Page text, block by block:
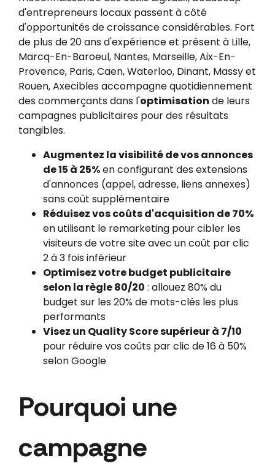
d'entrepreneurs locaux passent à côté
d'opportunités de croissance considérables. Fort
de plus de 20 ans d'expérience et présent à Lille,
Marcq-En-Baroeul, Nantes, Marseille, Aix-En-
Provence, Paris, Caen, Waterloo, Dinant, Massy et
Rouen, Axecibles accompagne quotidiennement
des commerçants dans l'optimisation de leurs
campagnes publicitaires pour des résultats
tangibles.
Augmentez la visibilité de vos annonces
de 15 à 25%en configurant des extensions
d'annonces (appel, adresse, liens annexes)
sans coût supplémentaire
Réduisez vos coûts d'acquisition de 70%
en utilisant le remarketing pour cibler les
visiteurs de votre site avec un coût par clic
2 à 3 fois inférieur
Optimisez votre budget publicitaire
selon la règle 80/20 : allouez 80% du
budget sur les 20% de mots-clés les plus
performants
Visez un Quality Score supérieur à 7/10
pour réduire vos coûts par clic de 16 à 50%
selon Google
Pourquoi une
campagne